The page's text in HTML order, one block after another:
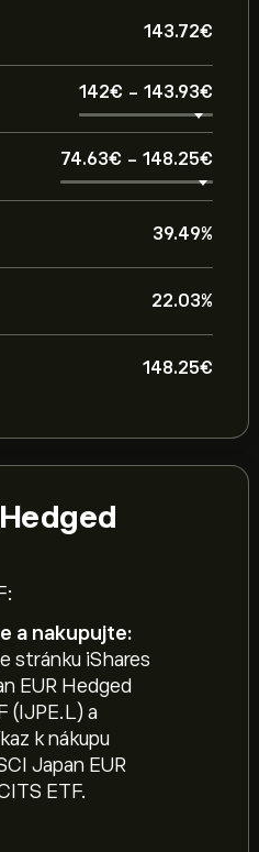
143.72‎€‎
142‎€‎ - 143.93‎€‎
74.63‎€‎ - 148.25‎€‎
39.49%
22.03%
148.25‎€‎
a nakupujte:
stránku iShares
EUR Hedged
(IJPE.L) a
k nákupu
Japan EUR
ETF.